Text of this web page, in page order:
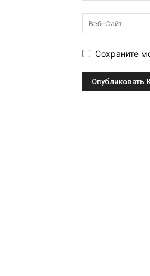
Сохраните